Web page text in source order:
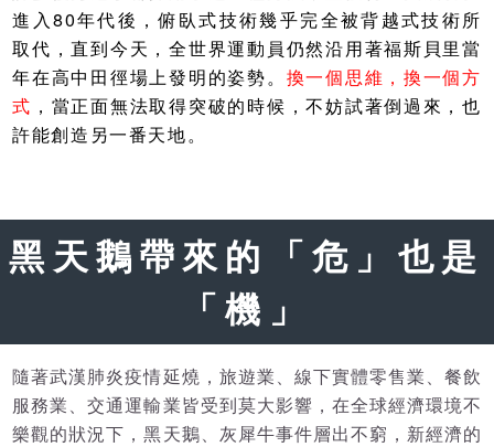
進入80年代後，俯臥式技術幾乎完全被背越式技術所
取代，直到今天，全世界運動員仍然沿用著福斯貝里當
年在高中田徑場上發明的姿勢。 換一個思維，換一個方
式 ，當正面無法取得突破的時候，不妨試著倒過來，也
許能創造另一番天地。
黑天鵝帶來的「危」也是
「機」
隨著武漢肺炎疫情延燒，旅遊業、線下實體零售業、餐飲
服務業、交通運輸業皆受到莫大影響，在全球經濟環境不
樂觀的狀況下，黑天鵝、灰犀牛事件層出不窮，新經濟的